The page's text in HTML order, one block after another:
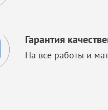
Гарантия
На все работы и